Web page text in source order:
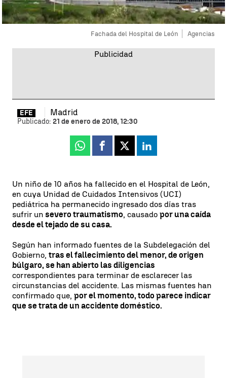
Fachada del Hospital de León Agencias
EFE Madrid
Publicado: 21 de enero de 2018, 12:30
Whatsapp
Facebook
X Linkedin
Un niño de 10 años ha fallecido en el Hospital de León,
en cuya Unidad de Cuidados Intensivos (UCI)
pediátrica ha permanecido ingresado dos días tras
sufrir un severo traumatismo, causado por una caída
desde el tejado de su casa.
Según han informado fuentes de la Subdelegación del
Gobierno, tras el fallecimiento del menor, de origen
búlgaro, se han abierto las diligencias
correspondientes para terminar de esclarecer las
circunstancias del accidente. Las mismas fuentes han
confirmado que, por el momento, todo parece indicar
que se trata de un accidente doméstico.